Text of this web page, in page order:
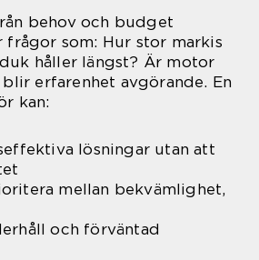
behov och budget
frågor som: Hur stor markis
håller längst? Är motor
erfarenhet avgörande. En
kan:
lösningar utan att
mellan bekvämlighet,
och förväntad